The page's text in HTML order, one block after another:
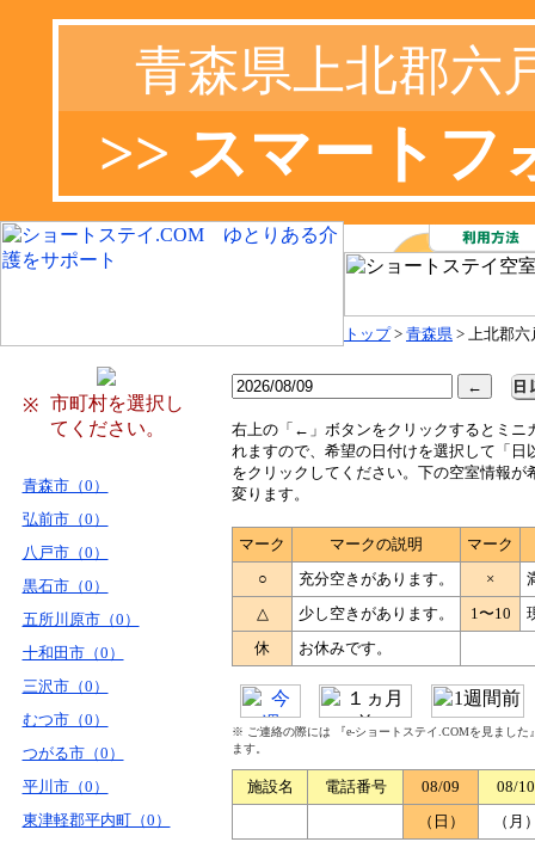
青森県上北郡六
>> スマートフ
トップ> 青森県 > 上北郡六
※
市町村を選択し
てください。
青森市（0）
弘前市（0）
八戸市（0）
黒石市（0）
五所川原市（0）
十和田市（0）
三沢市（0）
むつ市（0）
つがる市（0）
平川市（0）
東津軽郡平内町（0）
右 上の「←」ボタンをクリックするとミニ
れますので、希望の日付けを選択して「日
をクリックしてください。下の空室情報が
変ります。
マーク マークの説明
マーク
○
充分空きがあります。 ×
△
少し空きがあります。 1〜10
休
お休みです。
※ ご連絡の際には 『e-ショートステイ.COMを見まし
ます。
施設名 電話番号 08/09
08/10
（日）
（月